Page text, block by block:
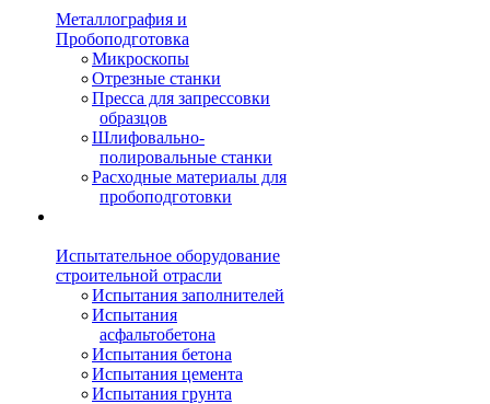
Металлография и
Пробоподготовка
Микроскопы
Отрезные станки
Пресса для запрессовки
образцов
Шлифовально-
полировальные станки
Расходные материалы для
пробоподготовки
Испытательное оборудование
строительной отрасли
Испытания заполнителей
Испытания
асфальтобетона
Испытания бетона
Испытания цемента
Испытания грунта